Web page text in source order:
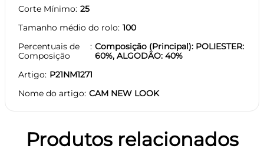
Corte Mínimo 25
Tamanho médio do rolo 100
Percentuais de
Composição
Composição (Principal): POLIESTER:
60%, ALGODÃO: 40%
Artigo P21NM1271
Nome do artigo CAM NEW LOOK
Produtos relacionados